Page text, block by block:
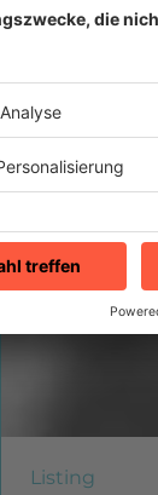
IMAGO / ZUMA Press
Listing